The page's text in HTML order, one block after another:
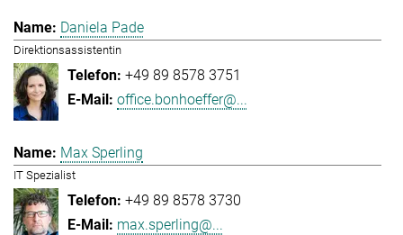
Daniela Pade
Direktionsassistentin
+49 89 8578 3751
office.bonhoeffer@...
Max Sperling
IT Spezialist
+49 89 8578 3730
max.sperling@...